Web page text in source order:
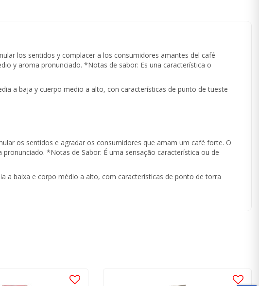
los sentidos y complacer a los consumidores amantes del café
y aroma pronunciado. *Notas de sabor: Es una característica o
a baja y cuerpo medio a alto, con características de punto de tueste
os sentidos e agradar os consumidores que amam um café forte. O
*Notas de Sabor: É uma sensação característica ou de
a baixa e corpo médio a alto, com características de ponto de torra